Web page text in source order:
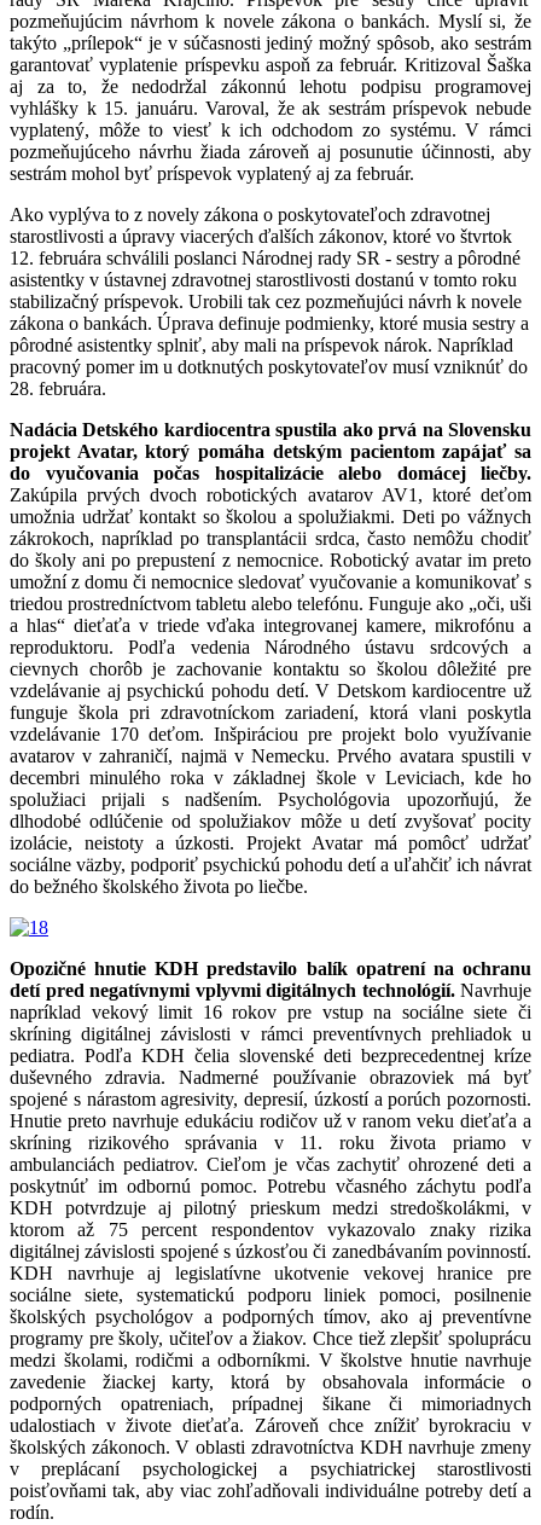
pozmeňujúcim návrhom k novele zákona o bankách. Myslí si, že
takýto „prílepok“ je v súčasnosti jediný možný spôsob, ako sestrám
garantovať vyplatenie príspevku aspoň za február. Kritizoval Šaška
aj za to, že nedodržal zákonnú lehotu podpisu programovej
vyhlášky k 15. januáru. Varoval, že ak sestrám príspevok nebude
vyplatený, môže to viesť k ich odchodom zo systému. V rámci
pozmeňujúceho návrhu žiada zároveň aj posunutie účinnosti, aby
sestrám mohol byť príspevok vyplatený aj za február.
Ako vyplýva to z novely zákona o poskytovateľoch zdravotnej
starostlivosti a úpravy viacerých ďalších zákonov, ktoré vo štvrtok
12. februára schválili poslanci Národnej rady SR - sestry a pôrodné
asistentky v ústavnej zdravotnej starostlivosti dostanú v tomto roku
stabilizačný príspevok. Urobili tak cez pozmeňujúci návrh k novele
zákona o bankách. Úprava definuje podmienky, ktoré musia sestry a
pôrodné asistentky splniť, aby mali na príspevok nárok. Napríklad
pracovný pomer im u dotknutých poskytovateľov musí vzniknúť do
28. februára.
Nadácia Detského kardiocentra spustila ako prvá na Slovensku
projekt Avatar, ktorý pomáha detským pacientom zapájať sa
do vyučovania počas hospitalizácie alebo domácej liečby.
Zakúpila prvých dvoch robotických avatarov AV1, ktoré deťom
umožnia udržať kontakt so školou a spolužiakmi. Deti po vážnych
zákrokoch, napríklad po transplantácii srdca, často nemôžu chodiť
do školy ani po prepustení z nemocnice. Robotický avatar im preto
umožní z domu či nemocnice sledovať vyučovanie a komunikovať s
triedou prostredníctvom tabletu alebo telefónu. Funguje ako „oči, uši
a hlas“ dieťaťa v triede vďaka integrovanej kamere, mikrofónu a
reproduktoru. Podľa vedenia Národného ústavu srdcových a
cievnych chorôb je zachovanie kontaktu so školou dôležité pre
vzdelávanie aj psychickú pohodu detí. V Detskom kardiocentre už
funguje škola pri zdravotníckom zariadení, ktorá vlani poskytla
vzdelávanie 170 deťom. Inšpiráciou pre projekt bolo využívanie
avatarov v zahraničí, najmä v Nemecku. Prvého avatara spustili v
decembri minulého roka v základnej škole v Leviciach, kde ho
spolužiaci prijali s nadšením. Psychológovia upozorňujú, že
dlhodobé odlúčenie od spolužiakov môže u detí zvyšovať pocity
izolácie, neistoty a úzkosti. Projekt Avatar má pomôcť udržať
sociálne väzby, podporiť psychickú pohodu detí a uľahčiť ich návrat
do bežného školského života po liečbe.
Opozičné hnutie KDH predstavilo balík opatrení na ochranu
detí pred negatívnymi vplyvmi digitálnych technológií. Navrhuje
napríklad vekový limit 16 rokov pre vstup na sociálne siete či
skríning digitálnej závislosti v rámci preventívnych prehliadok u
pediatra. Podľa KDH čelia slovenské deti bezprecedentnej kríze
duševného zdravia. Nadmerné používanie obrazoviek má byť
spojené s nárastom agresivity, depresií, úzkostí a porúch pozornosti.
Hnutie preto navrhuje edukáciu rodičov už v ranom veku dieťaťa a
skríning rizikového správania v 11. roku života priamo v
ambulanciách pediatrov. Cieľom je včas zachytiť ohrozené deti a
poskytnúť im odbornú pomoc. Potrebu včasného záchytu podľa
KDH potvrdzuje aj pilotný prieskum medzi stredoškolákmi, v
ktorom až 75 percent respondentov vykazovalo znaky rizika
digitálnej závislosti spojené s úzkosťou či zanedbávaním povinností.
KDH navrhuje aj legislatívne ukotvenie vekovej hranice pre
sociálne siete, systematickú podporu liniek pomoci, posilnenie
školských psychológov a podporných tímov, ako aj preventívne
programy pre školy, učiteľov a žiakov. Chce tiež zlepšiť spoluprácu
medzi školami, rodičmi a odborníkmi. V školstve hnutie navrhuje
zavedenie žiackej karty, ktorá by obsahovala informácie o
podporných opatreniach, prípadnej šikane či mimoriadnych
udalostiach v živote dieťaťa. Zároveň chce znížiť byrokraciu v
školských zákonoch. V oblasti zdravotníctva KDH navrhuje zmeny
v preplácaní psychologickej a psychiatrickej starostlivosti
poisťovňami tak, aby viac zohľadňovali individuálne potreby detí a
rodín.